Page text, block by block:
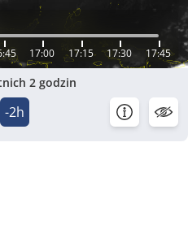
17:00 17:15 17:30 17:45
2 godzin
-2h